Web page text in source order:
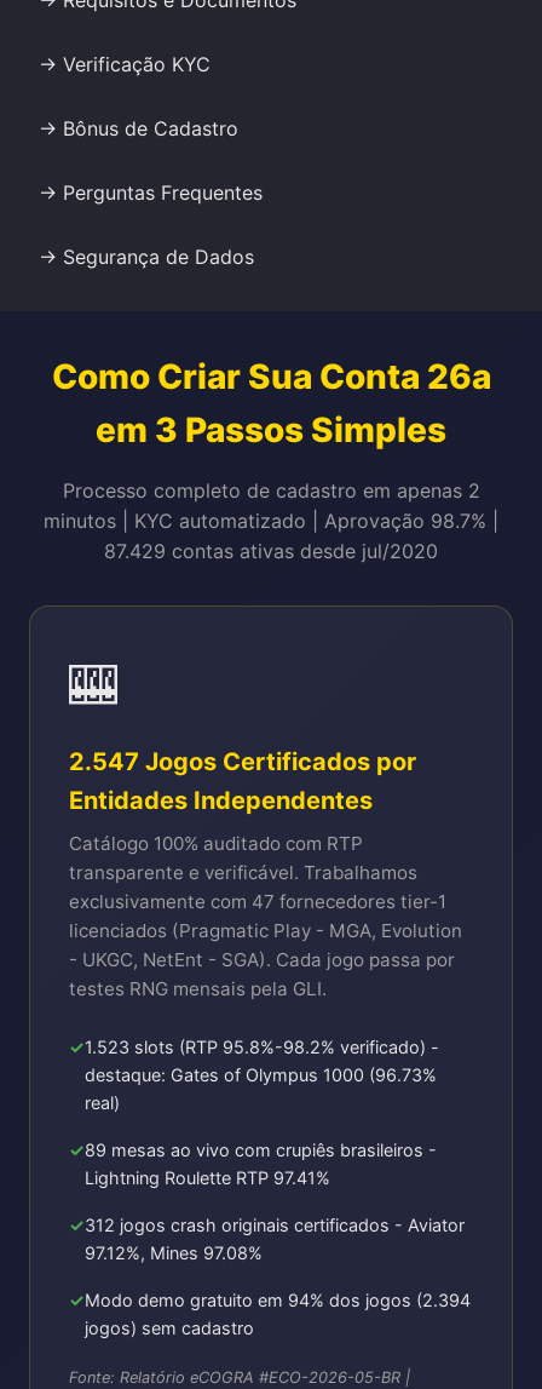
→ Verificação KYC
→ Bônus de Cadastro
→ Perguntas Frequentes
→ Segurança de Dados
Como Criar Sua Conta 26a
em 3 Passos Simples
Processo completo de cadastro em apenas 2
minutos | KYC automatizado | Aprovação 98.7% |
87.429 contas ativas desde jul/2020
🎰
2.547 Jogos Certificados por
Entidades Independentes
Catálogo 100% auditado com RTP
transparente e verificável. Trabalhamos
exclusivamente com 47 fornecedores tier-1
licenciados (Pragmatic Play - MGA, Evolution
- UKGC, NetEnt - SGA). Cada jogo passa por
testes RNG mensais pela GLI.
1.523 slots (RTP 95.8%-98.2% verificado) -
destaque: Gates of Olympus 1000 (96.73%
real)
89 mesas ao vivo com crupiês brasileiros -
Lightning Roulette RTP 97.41%
312 jogos crash originais certificados - Aviator
97.12%, Mines 97.08%
Modo demo gratuito em 94% dos jogos (2.394
jogos) sem cadastro
Fonte: Relatório eCOGRA #ECO-2026-05-BR |